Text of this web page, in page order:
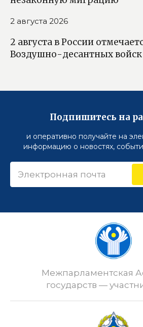
2 августа 2026
2 августа в России
Воздушно-десантных войск
Подпишитесь на
и оперативно получайте на
информацию о новостях,
Межпарламентская
государств —